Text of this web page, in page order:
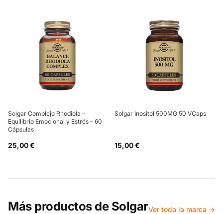
Solgar Complejo Rhodiola –
Equilibrio Emocional y Estrés – 60
Cápsulas
25,00 €
Solgar Inositol 500MG 50 VCaps
15,00 €
Más productos de SolgarVer toda la marca →